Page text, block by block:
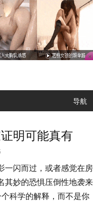
导航
明可能真有
一闪而过，或者感觉在房
其妙的恐惧压倒性地袭来
科学的解释，而不是你